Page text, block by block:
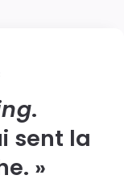
.
sent la
»